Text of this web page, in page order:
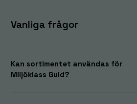
Vanliga frågor
Kan sortimentet användas för
Miljöklass Guld?